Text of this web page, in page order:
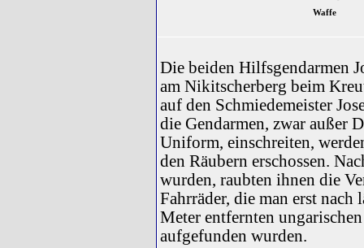
Waffe
Die beiden Hilfsgendarmen
am Nikitscherberg beim
auf den Schmiedemeister
die Gendarmen, zwar außer
Uniform, einschreiten,
den Räubern erschossen.
wurden, raubten ihnen die
Fahrräder, die man erst
Meter entfernten
aufgefunden wurden.